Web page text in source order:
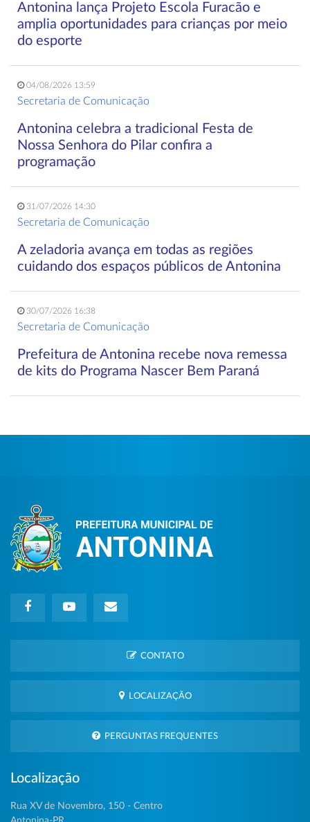
Antonina lança Projeto Escola Furacão e
amplia oportunidades para crianças por meio
do esporte
04/08/2026 13:59
Secretaria de Comunicação
Antonina celebra a tradicional Festa de
Nossa Senhora do Pilar confira a
programação
31/07/2026 14:30
Secretaria de Comunicação
A zeladoria avança em todas as regiões
cuidando dos espaços públicos de Antonina
30/07/2026 16:38
Secretaria de Comunicação
Prefeitura de Antonina recebe nova remessa
de kits do Programa Nascer Bem Paraná
CONTATO
LOCALIZAÇÃO
PERGUNTAS FREQUENTES
Localização
Rua XV de Novembro, 150 - Centro